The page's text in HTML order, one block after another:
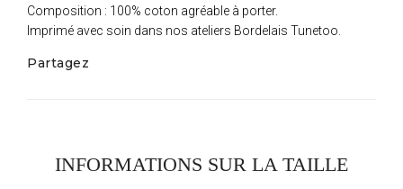
Composition : 100% coton agréable à porter.
Imprimé avec soin dans nos ateliers Bordelais Tunetoo.
Partagez
INFORMATIONS SUR LA TAILLE